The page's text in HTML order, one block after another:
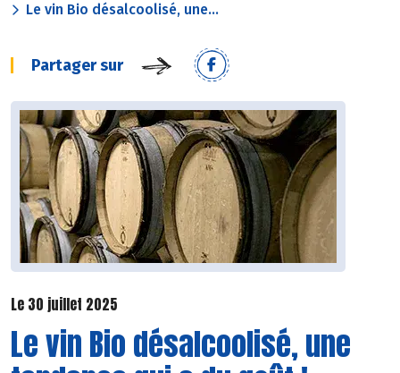
Le vin Bio désalcoolisé, une...
Partager sur
Le 30 juillet 2025
Le vin Bio désalcoolisé, une